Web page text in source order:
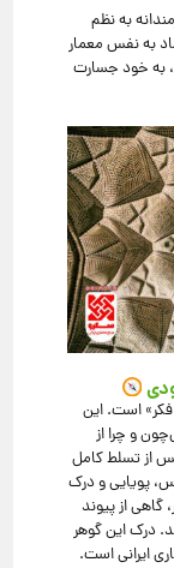
به نظم
به نفس معمار
به خود جسارت
فکر» است. این
و چرا از
از تسلط کامل
پویایی و درک
گاهی از پیوند
درک این گوهر
ایرانی است.